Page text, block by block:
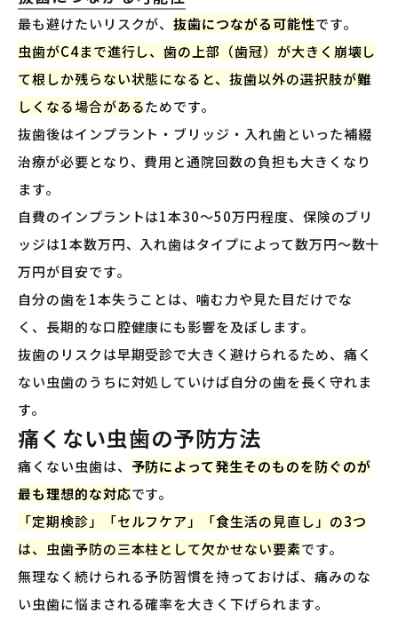
最も避けたいリスクが、抜歯につながる可能性です。
虫歯がC4まで進行し、歯の上部（歯冠）が大きく崩壊し
て根しか残らない状態になると、抜歯以外の選択肢が難
しくなる場合があるためです。
抜歯後はインプラント・ブリッジ・入れ歯といった補綴
治療が必要となり、費用と通院回数の負担も大きくなり
ます。
自費のインプラントは1本30〜50万円程度、保険のブリ
ッジは1本数万円、入れ歯はタイプによって数万円〜数十
万円が目安です。
自分の歯を1本失うことは、噛む力や見た目だけでな
く、長期的な口腔健康にも影響を及ぼします。
抜歯のリスクは早期受診で大きく避けられるため、痛く
ない虫歯のうちに対処していけば自分の歯を長く守れま
す。
痛くない虫歯の予防方法
痛くない虫歯は、 予防によって発生そのものを防ぐのが
最も理想的な対応です。
「定期検診」「セルフケア」「食生活の見直し」の3つ
は、虫歯予防の三本柱として欠かせない要素です。
無理なく続けられる予防習慣を持っておけば、痛みのな
い虫歯に悩まされる確率を大きく下げられます。